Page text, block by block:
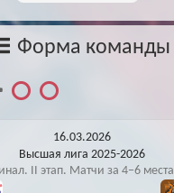
Форма команды
16.03.2026
Высшая лига 2025-2026
II этап. Матчи за 4−6 места